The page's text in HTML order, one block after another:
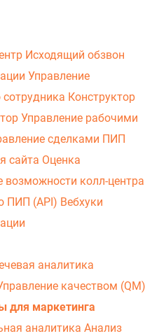
Исходящий обзвон
Управление
Конструктор
Управление рабочими
сделками ПИП
сайта Оценка
возможности колл-центра
ПИП (API) Вебхуки
аналитика
качеством (QM)
для маркетинга
аналитика Анализ